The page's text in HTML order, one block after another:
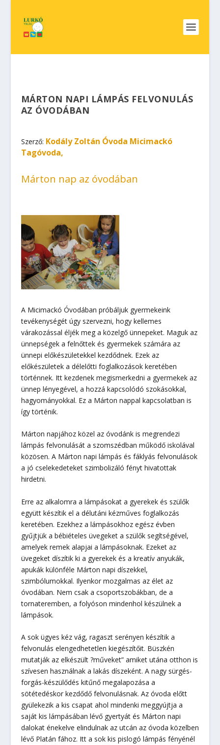
MÁRTON NAPI LÁMPÁS FELVONULÁS
AZ ÓVODÁBAN
Szerző: Kodály Zoltán Óvoda Micimackó
Tagóvoda,
Márton nap az óvodában
A Micimackó Óvodában próbáljuk gyermekeink
tevékenységét úgy szervezni, hogy kellemes
várakozással éljék meg a közelgő ünnepeket. Maguk az
ünnepségek a felnőttek és gyermekek számára az
ünnepi előkészületekkel kezdődnek. Ezek az
előkészületek a délelőtti foglalkozások keretében
történnek. Itt kezdenek megismerkedni a gyermekek az
ünnep lényegével, a hozzá kapcsolódó szokásokkal,
hagyományokkal. Ez a Márton nappal kapcsolatban is
így történik.
Márton napjához közel az óvodánk is megrendezi
lámpás felvonulását a szomszédban működő iskolával
közösen. A Márton napi lámpás és fáklyás felvonulások
a jó cselekedeteket szimbolizáló fényt hivatottak
hirdetni.
Erre az alkalomra a lámpásokat a gyerekek és szülők
együtt készítik el a délutáni kézműves foglalkozás
keretében. Ezekhez a lámpásokhoz egész évben
gyűjtjük a bébiételes üvegeket a szülők segítségével,
amelyek remek alapjai a lámpásoknak. Ezeket az
üvegeket díszítik ki a gyerekek és a kreatív anyukák,
apukák különféle Márton napi díszekkel,
szimbólumokkal. Ilyenkor mozgalmas az élet az
óvodában. Nem csak a csoportszobákban, de a
tornateremben, a folyóson mindenhol készülnek a
lámpások.
A sok ügyes kéz vág, ragaszt serényen készítik a
felvonulás elengedhetetlen kiegészítőit. Büszkén
mutatják az elkészült ?műveket” amiket utána otthon is
szívesen használnak a lakás díszeként. A nagy sürgés-
forgás-készülődés kitűnő megalapozása a
sötétedéskor kezdődő felvonulásnak. Az óvoda előtt
gyülekezik a kis csapat ahol mindenki meggyújtja a
saját kis lámpásában lévő gyertyát és Márton napi
dalokat énekelve elindulnak az utcán az óvoda közelben
lévő Platán fához. Itt a sok kis pislogó lámpás fényénél